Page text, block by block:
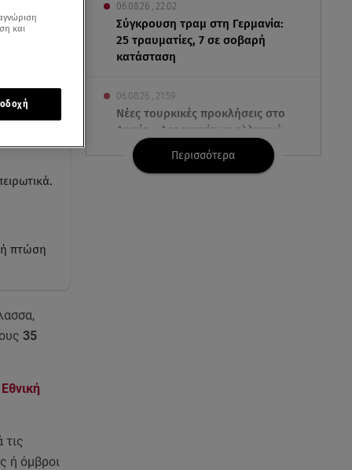
06.08.26 , 22:02
Σύγκρουση τραμ στη Γερμανία:
25 τραυματίες, 7 σε σοβαρή
κατάσταση
06.08.26 , 21:59
Νέες τουρκικές προκλήσεις στο
Αιγαίο - Αερομαχία με ελληνικά
F-16
Περισσότερα
πτώση
35
τις
ή όμβροι
και